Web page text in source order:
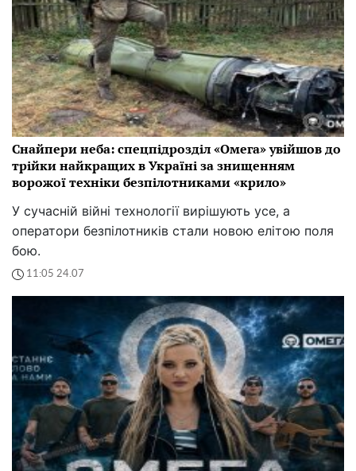
Снайпери неба: спецпідрозділ «Омега» увійшов до
трійки найкращих в Україні за знищенням
ворожої техніки безпілотниками «крило»
У сучасній війні технології вирішують усе, а
оператори безпілотників стали новою елітою поля
бою.
11:05 24.07